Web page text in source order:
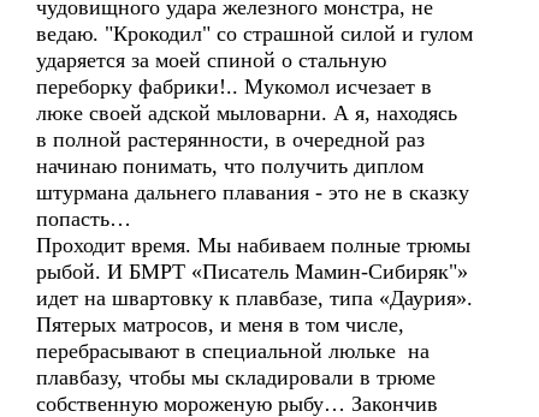
чудовищного удара железного монстра, не
ведаю. "Крокодил" со страшной силой и гулом
ударяется за моей спиной о стальную
переборку фабрики!.. Мукомол исчезает в
люке своей адской мыловарни. А я, находясь
в полной растерянности, в очередной раз
начинаю понимать, что получить диплом
штурмана дальнего плавания - это не в сказку
попасть…
Проходит время. Мы набиваем полные трюмы
рыбой. И БМРТ «Писатель Мамин-Сибиряк"»
идет на швартовку к плавбазе, типа «Даурия».
Пятерых матросов, и меня в том числе,
перебрасывают в специальной люльке на
плавбазу, чтобы мы складировали в трюме
собственную мороженую рыбу… Закончив